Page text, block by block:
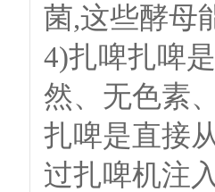
菌,这些酵母
4)扎啤扎啤
然、无色素
扎啤是直接
过扎啤机注